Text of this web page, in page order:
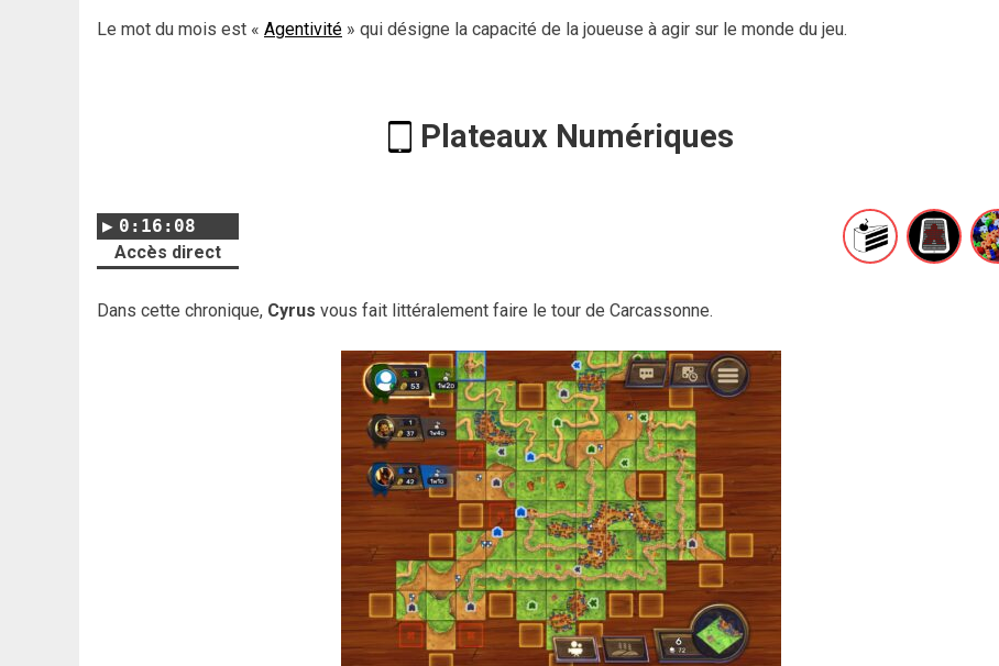
Le mot du mois est « Agentivité » qui désigne la capacité de la joueuse à agir sur le monde du jeu.
Plateaux Numériques
0:16:08
Accès direct
Dans cette chronique, Cyrus vous fait littéralement faire le tour de Carcassonne.